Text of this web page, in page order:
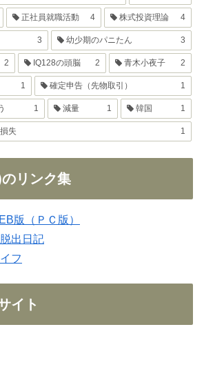
正社員就職活動 4 株式投資理論 4
3 幼少期のパニたん 3
2 IQ128の頭脳 2 青木小夜子 2
1 確定申告（先物取引） 1
1 減量 1 韓国 1
失 1
リンク集
版（ＰＣ版）
出日記
フ
イト